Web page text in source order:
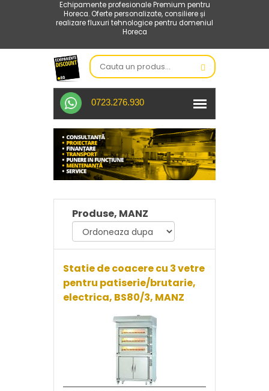
Echipamente profesionale Premium pentru
Horeca. Oferte personalizate, consiliere și
realizare fluxuri tehnologice pentru domeniul
Horeca
0723.276.930
Produse, MANZ
Statie de coacere cu 3 vetre
pentru patiserie/brutarie,
electrica, BS80/3, MANZ